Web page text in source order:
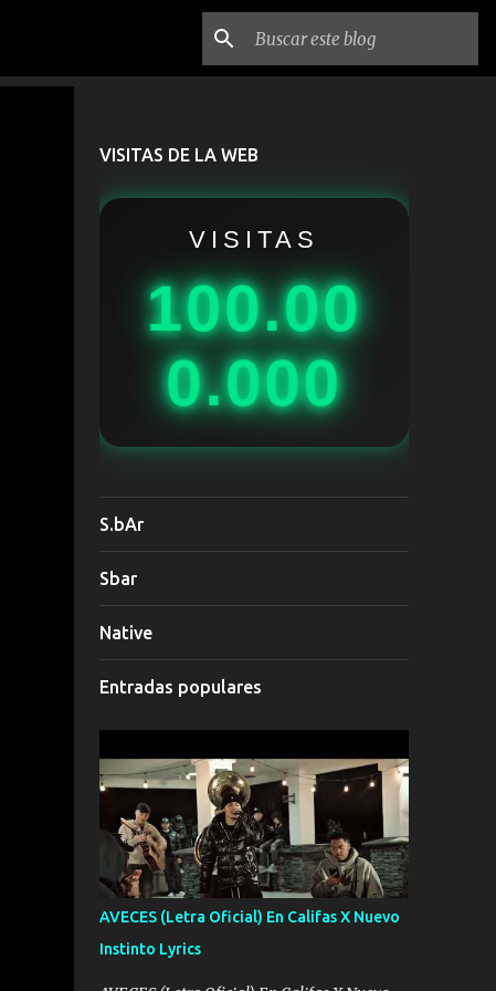
VISITAS DE LA WEB
VISITAS
100.00
0.000
S.bAr
Sbar
Native
Entradas populares
AVECES (Letra Oficial) En Califas X Nuevo
Instinto Lyrics